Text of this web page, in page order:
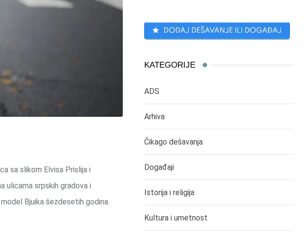
sa slikom Elvisa Prislija i
ulicama srpskih gradova i
Bjuika šezdesetih godina.
KATEGORIJE
ADS
Arhiva
Čikago dešavanja
Događaji
Istorija i religija
Kultura i umetnost